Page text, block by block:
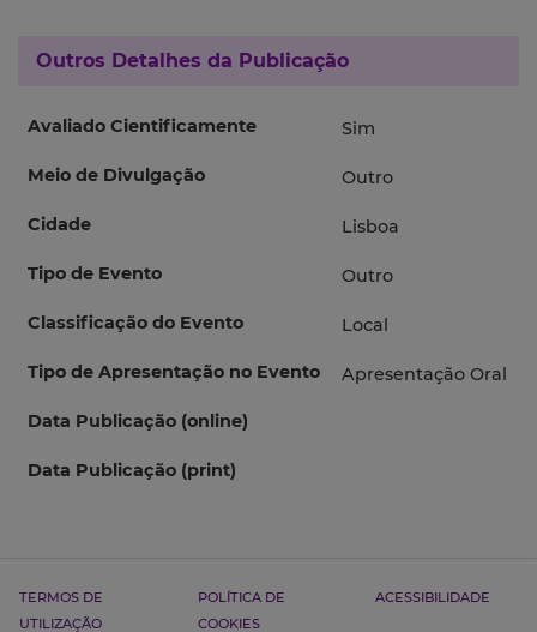
Outros Detalhes da Publicação
Avaliado Cientificamente Sim
Meio de Divulgação Outro
Cidade Lisboa
Tipo de Evento Outro
Classificação do Evento Local
Tipo de Apresentação no Evento Apresentação Oral
Data Publicação (online)
Data Publicação (print)
TERMOS DE
UTILIZAÇÃO
POLÍTICA DE
COOKIES
ACESSIBILIDADE